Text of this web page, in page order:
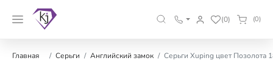
(0) (0)
Главная Серьги Английский замок Серьги Xuping цвет Позолота